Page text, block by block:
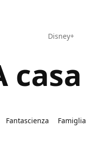
Disney+
casa
Fantascienza Famiglia